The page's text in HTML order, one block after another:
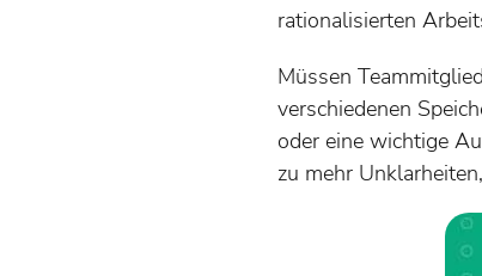
rationalisierten
Müssen
verschiedenen
oder eine wichtige
zu mehr